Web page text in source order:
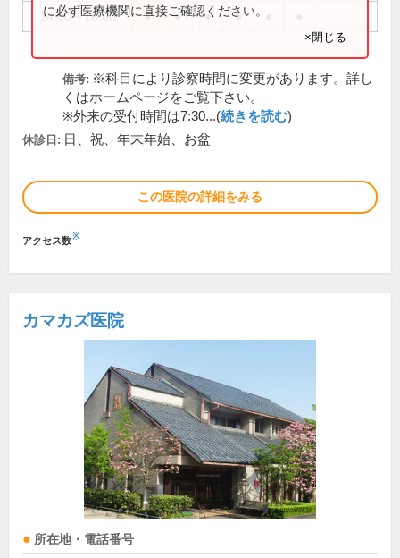
14:00～18:00 ● ● ● ●
に必ず医療機関に直接ご確認ください。
×閉じる
備考: ※科目により診察時間に変更があります。詳し
くはホームページをご覧下さい。
※外来の受付時間は7:30...(続きを読む)
休診日: 日、祝、年末年始、お盆
この医院の詳細をみる
アクセス数※
カマカズ医院
所在地・電話番号